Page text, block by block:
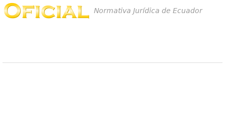
Normativa Jurídica de Ecuador